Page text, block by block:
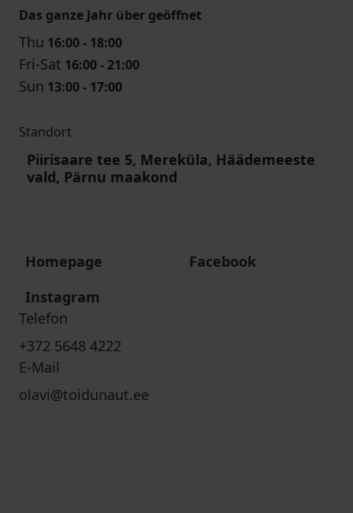
Das ganze Jahr über geöffnet
Thu 16:00 - 18:00
Fri-Sat 16:00 - 21:00
Sun 13:00 - 17:00
Standort
Piirisaare tee 5, Mereküla, Häädemeeste
vald, Pärnu maakond
Homepage
Facebook
Instagram
Telefon
+372 5648 4222
E-Mail
olavi@toidunaut.ee